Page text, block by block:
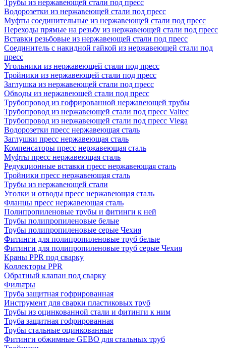
Трубы из нержавеющей стали под пресс
Водорозетки из нержавеющей стали под пресс
Муфты соединительные из нержавеющей стали под пресс
Переходы прямые на резьбу из нержавеющей стали под пресс
Вставки резьбовые из нержавеющей стали под пресс
Соединитель с накидной гайкой из нержавеющей стали под
пресс
Угольники из нержавеющей стали под пресс
Тройники из нержавеющей стали под пресс
Заглушка из нержавеющей стали под пресс
Обводы из нержавеющей стали под пресс
Трубопровод из гофрированной нержавеющей трубы
Трубопровод из нержавеющей стали под пресс Valtec
Трубопровод из нержавеющей стали под пресс Viega
Водорозетки пресс нержавеющая сталь
Заглушки пресс нержавеющая сталь
Компенсаторы пресс нержавеющая сталь
Муфты пресс нержавеющая сталь
Редукционные вставки пресс нержавеющая сталь
Тройники пресс нержавеющая сталь
Трубы из нержавеющей стали
Уголки и отводы пресс нержавеющая сталь
Фланцы пресс нержавеющая сталь
Полипропиленовые трубы и фитинги к ней
Трубы полипропиленовые белые
Трубы полипропиленовые серые Чехия
Фитинги для полипропиленовые труб белые
Фитинги для полипропиленовые труб серые Чехия
Краны PPR под сварку
Коллекторы PPR
Обратный клапан под сварку
Фильтры
Труба защитная гофрированная
Инструмент для сварки пластиковых труб
Трубы из оцинкованной стали и фитинги к ним
Труба защитная гофрированная
Трубы стальные оцинкованные
Фитинги обжимные GEBO для стальных труб